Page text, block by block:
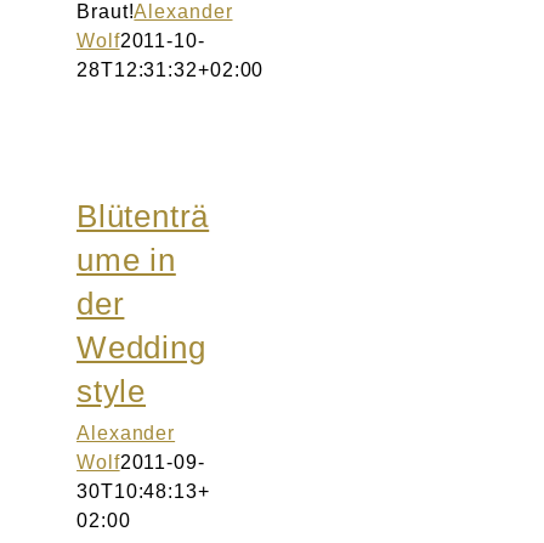
Braut!Alexander
Wolf2011-10-
28T12:31:32+02:00
Blütenträ
ume in
der
Wedding
style
Alexander
Wolf2011-09-
30T10:48:13+
02:00